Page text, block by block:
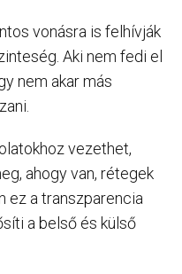
vonásra is felhívják
Aki nem fedi el
nem akar más
vezethet,
ahogy van, rétegek
ez a transzparencia
a belső és külső